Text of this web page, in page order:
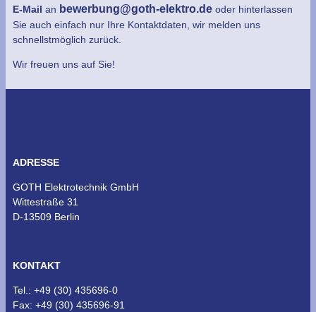
E-Mail an bewerbung@goth-elektro.de oder hinterlassen
Sie auch einfach nur Ihre Kontaktdaten, wir melden uns
schnellstmöglich zurück.
Wir freuen uns auf Sie!
ADRESSE
GOTH Elektrotechnik GmbH
Wittestraße 31
D-13509 Berlin
KONTAKT
Tel.: +49 (30) 435696-0
Fax: +49 (30) 435696-91